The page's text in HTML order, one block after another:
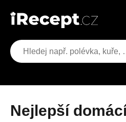
Nejlepší domácí těsto na